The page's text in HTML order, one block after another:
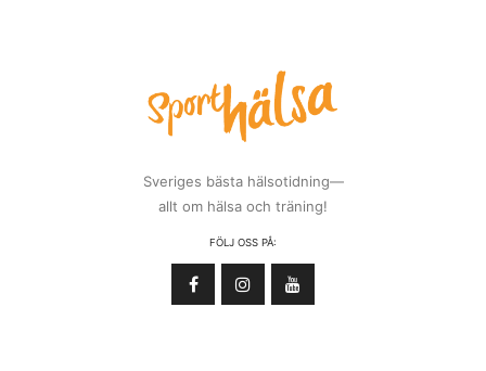
Sveriges bästa hälsotidning—
allt om hälsa och träning!
FÖLJ OSS PÅ: